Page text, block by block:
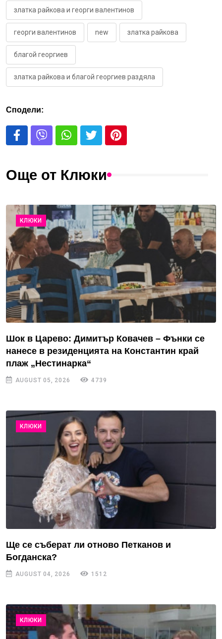
златка райкова и георги валентинов
георги валентинов new златка райкова
благой георгиев
златка райкова и благой георгиев раздяла
Сподели:
Още от Клюки
КЛЮКИ
Шок в Царево: Димитър Ковачев – Фънки се
нанесе в резиденцията на Константин край
плаж „Нестинарка“
AUGUST 05, 2026 4739
КЛЮКИ
Ще се съберат ли отново Петканов и
Богданска?
AUGUST 04, 2026 1512
КЛЮКИ